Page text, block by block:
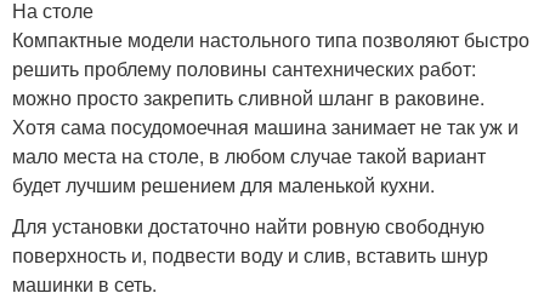
На столе
Компактные модели настольного типа позволяют быстро
решить проблему половины сантехнических работ:
можно просто закрепить сливной шланг в раковине.
Хотя сама посудомоечная машина занимает не так уж и
мало места на столе, в любом случае такой вариант
будет лучшим решением для маленькой кухни.
Для установки достаточно найти ровную свободную
поверхность и, подвести воду и слив, вставить шнур
машинки в сеть.